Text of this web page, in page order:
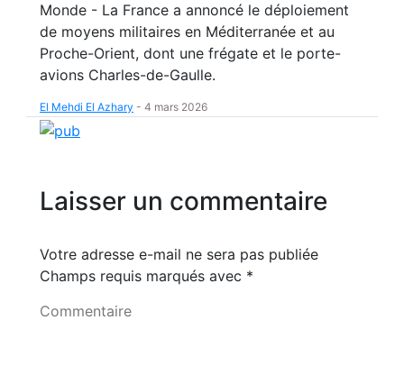
Monde - La France a annoncé le déploiement
de moyens militaires en Méditerranée et au
Proche-Orient, dont une frégate et le porte-
avions Charles-de-Gaulle.
El Mehdi El Azhary - 4 mars 2026
Laisser un commentaire
Votre adresse e-mail ne sera pas publiée
Champs requis marqués avec *
Commentaire